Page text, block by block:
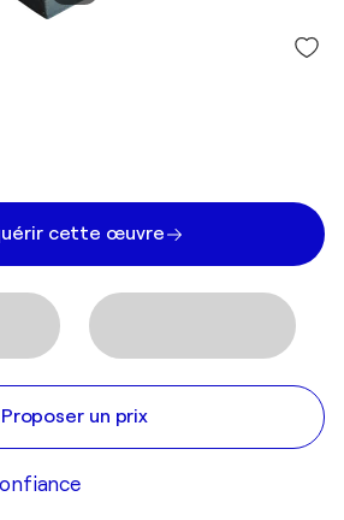
cette œuvre
Proposer un prix